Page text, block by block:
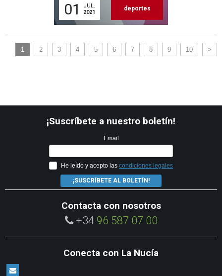
01
JUL.
2021
deportes
1 2 3 4 5 6 7 8 9 10 >
¡Suscríbete a nuestro boletín!
Email
He leído y acepto las condiciones legales
¡SUSCRÍBETE AL BOLETÍN!
Contacta con nosotros
+34 96 587 07 00
Conecta con La Nucía